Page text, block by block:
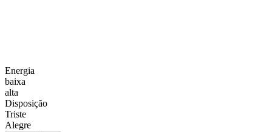
Energia
baixa
alta
Disposição
Triste
Alegre